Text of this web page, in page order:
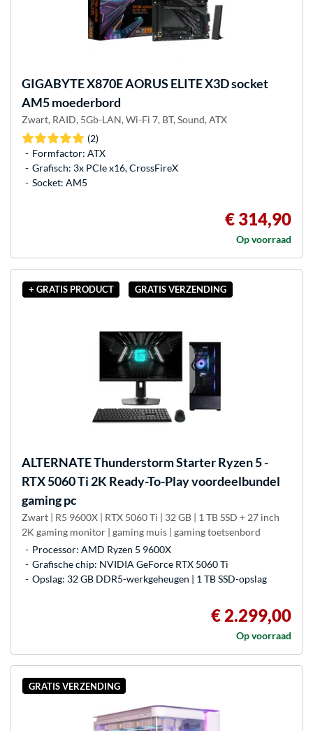
GIGABYTEX870E AORUS ELITE X3D socket
AM5 moederbord
Zwart, RAID, 5Gb-LAN, Wi-Fi 7, BT, Sound, ATX
(2)
Formfactor: ATX
Grafisch: 3x PCIe x16, CrossFireX
Socket: AM5
€ 314,90
Op voorraad
+ GRATIS PRODUCT GRATIS VERZENDING
ALTERNATEThunderstorm Starter Ryzen 5 -
RTX 5060 Ti 2K Ready-To-Play voordeelbundel
gaming pc
Zwart | R5 9600X | RTX 5060 Ti | 32 GB | 1 TB SSD + 27 inch
2K gaming monitor | gaming muis | gaming toetsenbord
Processor: AMD Ryzen 5 9600X
Grafische chip: NVIDIA GeForce RTX 5060 Ti
Opslag: 32 GB DDR5-werkgeheugen | 1 TB SSD-opslag
€ 2.299,00
Op voorraad
GRATIS VERZENDING